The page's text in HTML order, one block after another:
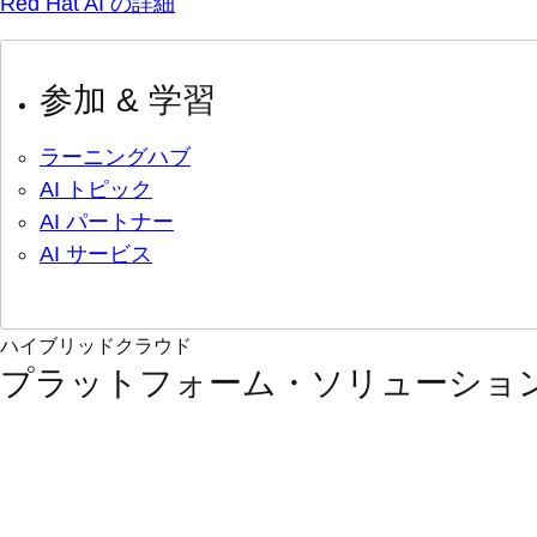
参加 & 学習
ラーニングハブ
AI トピック
AI パートナー
AI サービス
ハイブリッドクラウド
プラットフォーム・ソリューショ